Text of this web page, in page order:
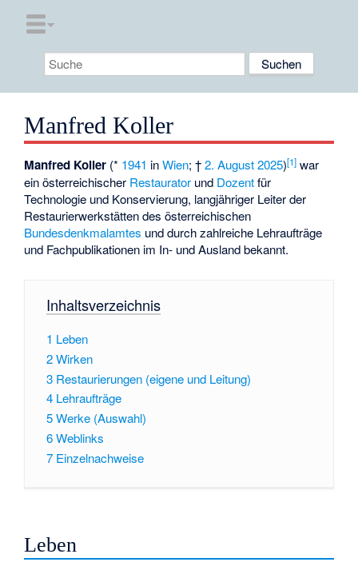
Manfred Koller
Manfred Koller (* 1941 inWien; †2. August 2025)[1] war
ein österreichischer Restaurator und Dozentfür
Technologie und Konservierung, langjähriger Leiter der
Restaurierwerkstätten des österreichischen
Bundesdenkmalamtes und durch zahlreiche Lehraufträge
und Fachpublikationen im In- und Ausland bekannt.
Inhaltsverzeichnis
1 Leben
2Wirken
3 Restaurierungen (eigene und Leitung)
4 Lehraufträge
5Werke (Auswahl)
6Weblinks
7 Einzelnachweise
Leben